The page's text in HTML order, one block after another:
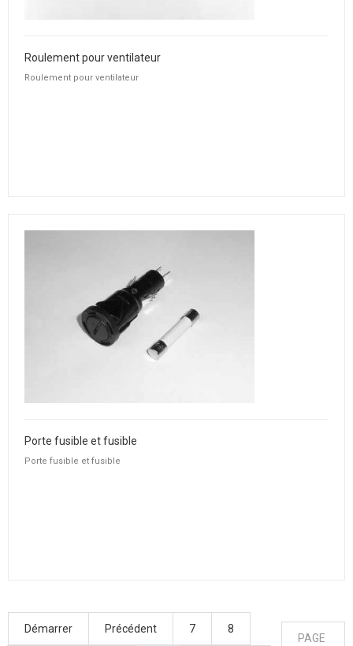
Roulement pour ventilateur
Roulement pour ventilateur
Porte fusible et fusible
Porte fusible et fusible
Démarrer Précédent 7 8
PAGE